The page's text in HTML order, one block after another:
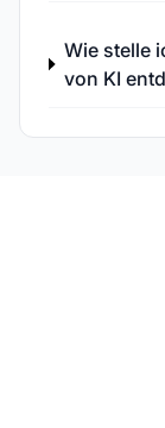
Wie stelle
von KI